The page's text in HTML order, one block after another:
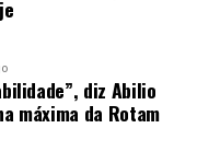
De acordo com o
mais generalistas
à disponibilidade
maiores, pode
aves e até
diz Abilio
máxima da Rotam